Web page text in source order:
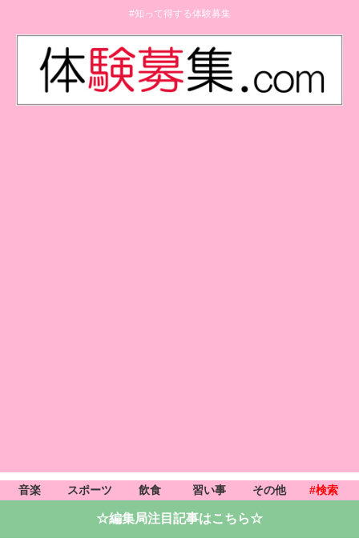
#知って得する体験募集
音楽 スポーツ 飲食 習い事 その他 #検索
☆編集局注目記事はこちら☆